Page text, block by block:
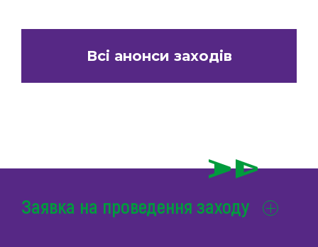
Всі анонси заходів
Заявка на проведення заходу